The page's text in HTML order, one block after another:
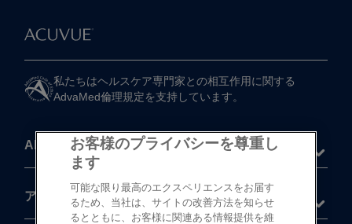
私たちは​ヘルスケア専門家との​相互作用に​関する​
AdvaMed倫理規定を​支持しています。
About
アキュビュー®製品
お客様のプライバシーを尊重し
ます
可能な限り最高のエクスペリエンスをお届す
るため、当社は、サイトの改善方法を知らせ
るとともに、お客様に関連ある情報提供を維